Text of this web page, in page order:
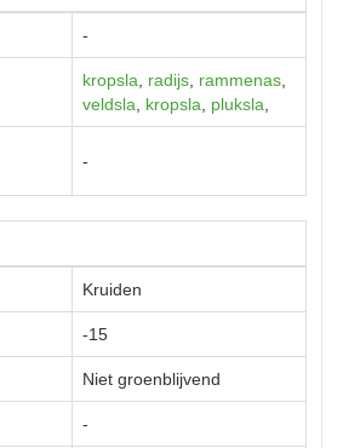
-
kropsla radijs rammenas
veldsla
kropsla pluksla
-
Kruiden
-15
Niet groenblijvend
-